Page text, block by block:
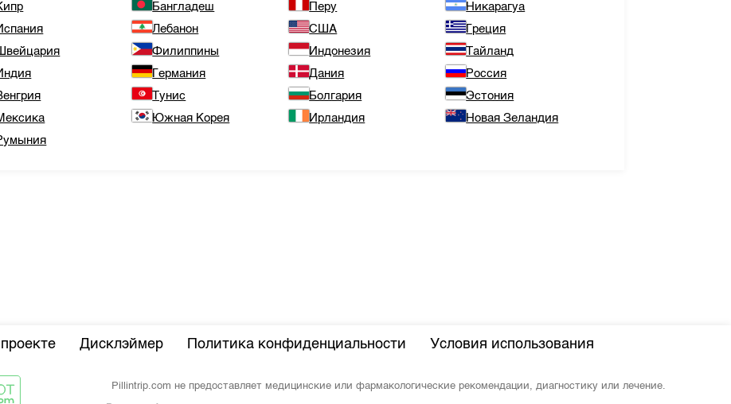
Бангладеш Перу
Никарагуа
Лебанон США
Греция
Филиппины Индонезия
Тайланд
Германия Дания
Россия
Тунис Болгария
Эстония
Южная Корея Ирландия
Новая Зеландия
Дисклэймер Политика конфиденциальности Условия использования
Pillintrip.com не предоставляет медицинские или фармакологические рекомендации, диагностику или лечение.